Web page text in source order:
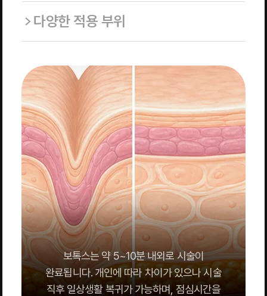
다양한 적용 부위
보톡스는 약 5~10분 내외로 시술이
완료됩니다. 개인에 따라 차이가 있으나 시술
직후 일상생활 복귀가 가능하며, 점심시간을